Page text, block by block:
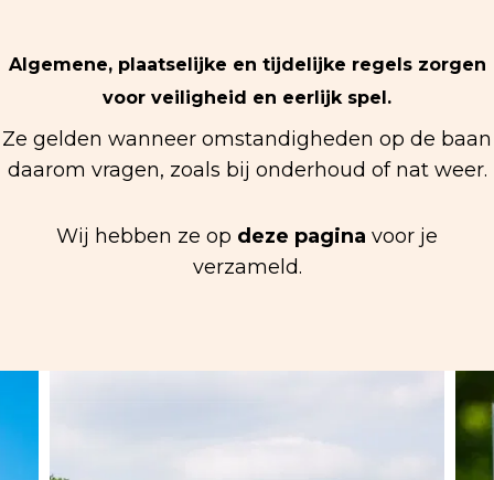
Algemene, plaatselijke en tijdelijke regels zorgen
voor veiligheid en eerlijk spel.
Ze gelden wanneer omstandigheden op de baan
daarom vragen, zoals bij onderhoud of nat weer.
Wij hebben ze op deze pagina voor je
verzameld.